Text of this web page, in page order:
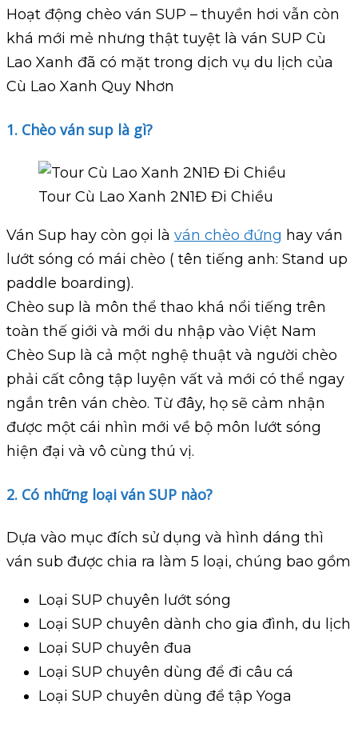
Hoạt động chèo ván SUP – thuyền hơi vẫn còn
khá mới mẻ nhưng thật tuyệt là ván SUP Cù
Lao Xanh đã có mặt trong dịch vụ du lịch của
Cù Lao Xanh Quy Nhơn
1. Chèo ván sup là gì?
Tour Cù Lao Xanh 2N1Đ Đi Chiều
Ván Sup hay còn gọi là ván chèo đứng hay ván
lướt sóng có mái chèo ( tên tiếng anh: Stand up
paddle boarding).
Chèo sup là môn thể thao khá nổi tiếng trên
toàn thế giới và mới du nhập vào Việt Nam
Chèo Sup là cả một nghệ thuật và người chèo
phải cất công tập luyện vất vả mới có thể ngay
ngắn trên ván chèo. Từ đây, họ sẽ cảm nhận
được một cái nhìn mới về bộ môn lướt sóng
hiện đại và vô cùng thú vị.
2. Có những loại ván SUP nào?
Dựa vào mục đích sử dụng và hình dáng thì
ván sub được chia ra làm 5 loại, chúng bao gồm
Loại SUP chuyên lướt sóng
Loại SUP chuyên dành cho gia đình, du lịch
Loại SUP chuyên đua
Loại SUP chuyên dùng để đi câu cá
Loại SUP chuyên dùng để tập Yoga